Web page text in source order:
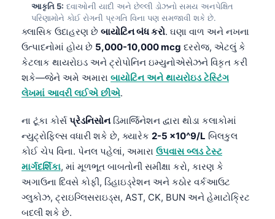
આકૃતિ 5: દવાઓની યાદી અને છેલ્લી ડોઝનો સમય અનપેક્ષિત
પરિણામોને કોઈ રોગની પ્રગતિ વિના પણ સમજાવી શકે છે.
ક્લાસિક ઉદાહરણ છે બાયોટિન બંધ કરો. ઘણા વાળ અને નખના
ઉત્પાદનોમાં હોય છે 5,000-10,000 mcg દરરોજ, એટલું કે
કેટલાક થાયરોઇડ અને ટ્રોપોનિન ઇમ્યુનોએસેઝને વિકૃત કરી
શકે—જેને અમે અમારા બાયોટિન અને થાયરોઇડ ટેસ્ટિંગ
લેખમાં આવરી લઈએ છીએ.
ના ટૂંકા કોર્સપ્રેડનિસોનડિમાર્જિનેશન દ્વારા થોડા કલાકોમાં
ન્યુટ્રોફિલ્સ વધારી શકે છે, ક્યારેક 2-5 ×10^9/L બિલકુલ
કોઈ ચેપ વિના. પેનલ પહેલાં, અમારા ઉપવાસ બ્લડ ટેસ્ટ
માર્ગદર્શિકા, માં મૂળભૂત બાબતોની સમીક્ષા કરો, કારણ કે
અગાઉના દિવસે કોફી, ડિહાઇડ્રેશન અને કઠોર વર્કઆઉટ
ગ્લુકોઝ, ટ્રાઇગ્લિસરાઇડ્સ, AST, CK, BUN અને હેમાટોક્રિટ
બદલી શકે છે.